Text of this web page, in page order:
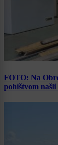
FOTO: Na
pohištvom